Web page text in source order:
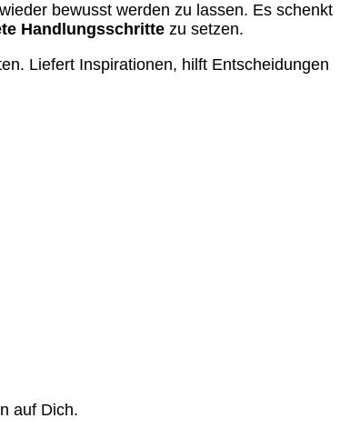
bewusst werden zu lassen. Es schenkt
Handlungsschrittezu setzen.
Liefert Inspirationen, hilft Entscheidungen
auf Dich.